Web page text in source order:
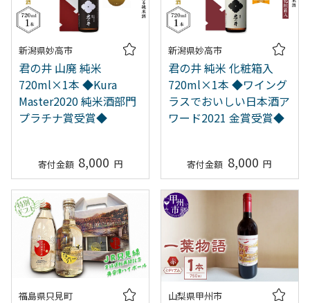
新潟県妙高市
君の井 山廃 純米
720ml×1本 ◆Kura
Master2020 純米酒部門
プラチナ賞受賞◆
8,000
新潟県妙高市
君の井 純米 化粧箱入
720ml×1本 ◆ワイング
ラスでおいしい日本酒ア
ワード2021 金賞受賞◆
8,000
福島県只見町 山梨県甲州市